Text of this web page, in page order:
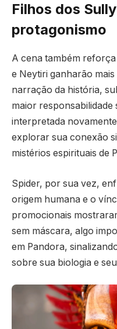
Filhos dos
protagonismo
A cena também
e Neytiri ganharão mais
narração da história,
maior responsabilidade
interpretada
explorar sua conexão
mistérios espirituais de
Spider, por sua vez,
origem humana e o
promocionais
sem máscara, algo
em Pandora,
sobre sua biologia e